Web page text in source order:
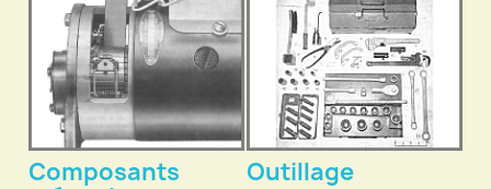
Composants Outillage